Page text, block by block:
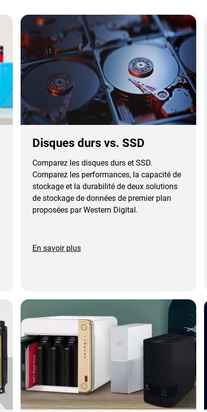
Disques durs vs. SSD
Comparez les disques durs et SSD.
Comparez les performances, la capacité de
stockage et la durabilité de deux solutions
de stockage de données de premier plan
proposées par Western Digital.
En savoir plus